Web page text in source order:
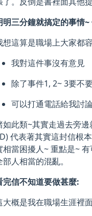
明三分鐘就搞定的事情
想這算是職場上大家都
我對這件事沒有意見
除了事件1, 2~ 3要不
可以打通電話給我討
如此類~其實走過去旁
代表著其實這封信根
相當困擾人~ 重點是~
部人相當的混亂。
完信不知道要做甚麼:
大概是我在職場生涯裡